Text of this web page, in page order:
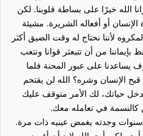
الله خيرًا على بساطة قلوبنا. لكن
أو أفعاله الشريرة. مشيئة
لأننا نحتاج له وقت الضيق أكثر
من أن تتبعثر قوانا ونتعب
يساعدنا على عبور المحنة فلما
الإنسان وشره؟ الله لن يقتحم
حياتك، لك الأمر متوقف عليك
كالنسمة في تعامله معك.
وجدته يغمض عينيه ذات مرة.